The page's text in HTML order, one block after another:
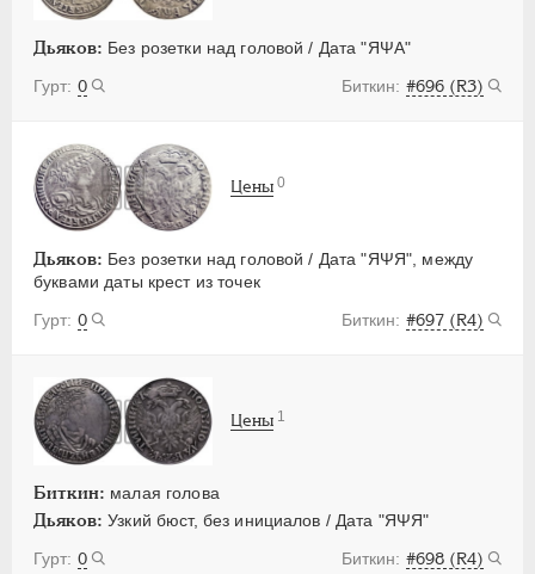
Дьяков: Без розетки над головой / Дата "ЯΨА"
0
#696 (R3)
Дьяков: Без розетки над головой / Дата "ЯΨЯ", между
буквами даты крест из точек
0
#697 (R4)
Цены 0
Биткин: малая голова
Дьяков: Узкий бюст, без инициалов / Дата "ЯΨЯ"
0
#698 (R4)
Цены 1